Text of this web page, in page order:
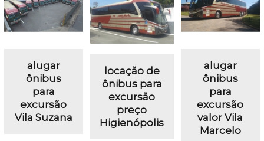
alugar
ônibus
para
excursão
Vila Suzana
locação de
ônibus para
excursão
preço
Higienópolis
alugar
ônibus
para
excursão
valor Vila
Marcelo